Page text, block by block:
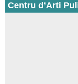
Centru d’Arti